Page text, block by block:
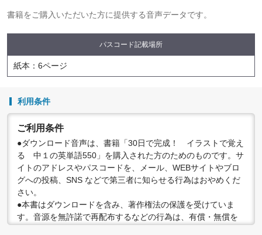
書籍をご購入いただいた方に提供する音声データです。
パスコード記載場所
紙本：6ページ
利用条件
ご利用条件
●ダウンロード音声は、書籍「30日で完成！ イラストで覚え
る 中１の英単語550」を購入された方のためのものです。サ
イトのアドレスやパスコードを、メール、WEBサイトやブロ
グへの投稿、SNS などで第三者に知らせる行為はおやめくだ
さい。
●本書はダウンロードを含み、著作権法の保護を受けていま
す。音源を無許諾で再配布するなどの行為は、有償・無償を